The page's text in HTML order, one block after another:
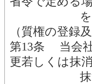
をする
（質権の登録
第13条 当会
更若しくは抹
抹消を請